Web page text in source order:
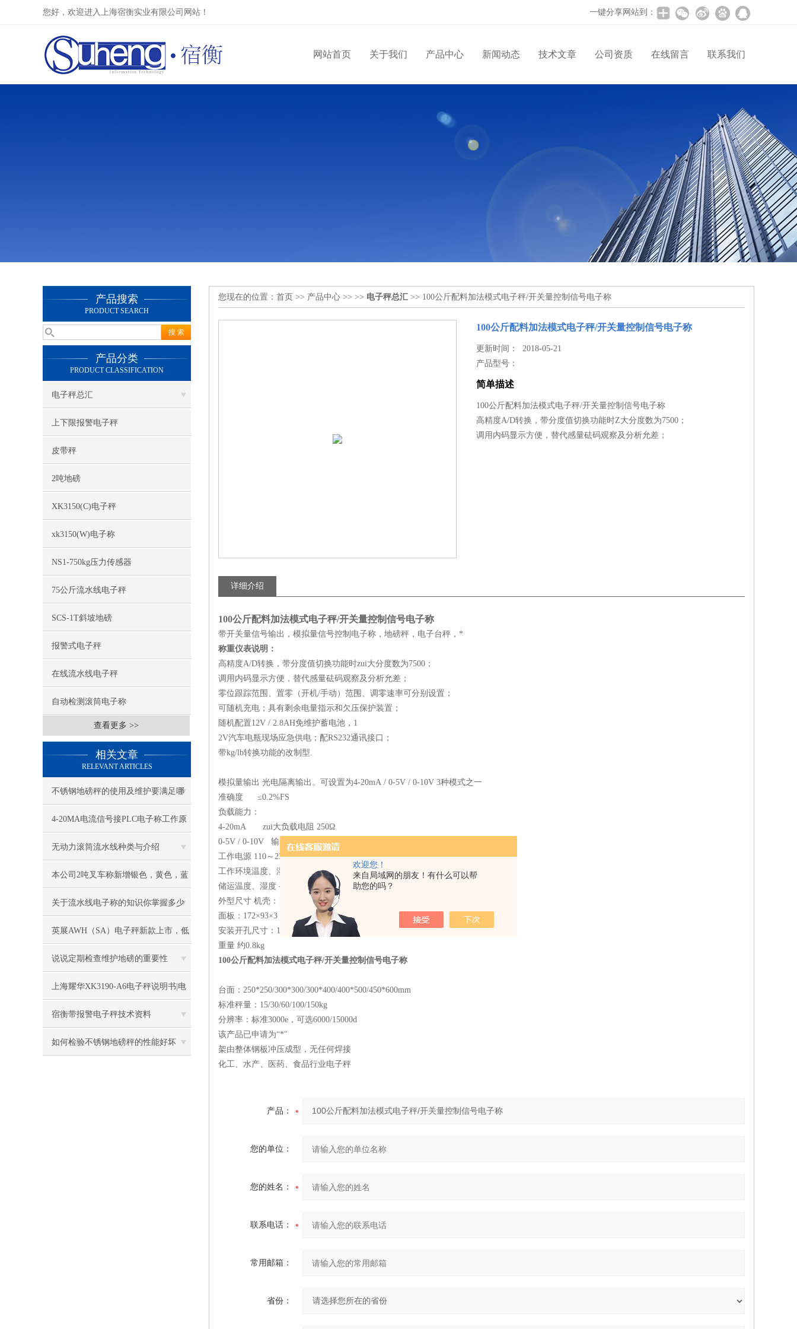
欢迎您！
来自局域网的朋友！有什么可以帮
助您的吗？
您好，欢迎进入上海宿衡实业有限公司网站！ 一键分享网站到：
网站首页 关于我们 产品中心 新闻动态 技术文章 公司资质 在线留言 联系我们
产品搜索
PRODUCT SEARCH
产品分类
PRODUCT CLASSIFICATION
电子秤总汇
上下限报警电子秤
皮带秤
2吨地磅
XK3150(C)电子秤
xk3150(W)电子称
NS1-750kg压力传感器
75公斤流水线电子秤
SCS-1T斜坡地磅
报警式电子秤
在线流水线电子秤
自动检测滚筒电子称
查看更多 >>
相关文章
RELEVANT ARTICLES
不锈钢地磅秤的使用及维护要满足哪
些要求
4-20MA电流信号接PLC电子称工作原
理
无动力滚筒流水线种类与介绍
本公司2吨叉车称新增银色，黄色，蓝
色，黑色可选
关于流水线电子称的知识你掌握多少
英展AWH（SA）电子秤新款上市，低
价冲市场
说说定期检查维护地磅的重要性
上海耀华XK3190-A6电子秤说明书|电
子秤|电子叉车称|磅秤
宿衡带报警电子秤技术资料
如何检验不锈钢地磅秤的性能好坏
您现在的位置： 首页 >> 产品中心 >> >> 电子秤总汇 >> 100公斤配料加法模式电子秤/开关量控制信号电子称
100公斤配料加法模式电子秤/开关量控制信号电子称
更新时间： 2018-05-21
产品型号：
简单描述
100公斤配料加法模式电子秤/开关量控制信号电子称
高精度A/D转换，带分度值切换功能时Z大分度数为7500；
调用内码显示方便，替代感量砝码观察及分析允差；
详细介绍
100公斤配料加法模式电子秤/开关量控制信号电子称
带开关量信号输出，模拟量信号控制电子称，地磅秤，电子台秤，*
称重仪表说明 ：
高精度A/D转换，带分度值切换功能时zui大分度数为7500；
调用内码显示方便，替代感量砝码观察及分析允差；
零位跟踪范围、置零（开机/手动）范围、调零速率可分别设置；
可随机充电；具有剩余电量指示和欠压保护装置；
随机配置12V / 2.8AH免维护蓄电池，1
2V汽车电瓶现场应急供电；配RS232通讯接口；
带kg/lb转换功能的改制型.
模拟量输出 光电隔离输出。可设置为4-20mA / 0-5V / 0-10V 3种模式之一
准确度 ≤0.2%FS
负载能力：
4-20mA zui大负载电阻 250Ω
0-5V / 0-10V 输出阻抗 ≤ 1Ω
工作电源 110～230V AC；50/60 Hz
工作环境温度、湿度 0℃～40℃；≤90％RH
储运温度、湿度 -20～50℃；≤90％RH
外型尺寸 机壳：150×75×105 (mm)（宽×高×深）
面板：172×93×3 (mm) （宽×高×厚）
安装开孔尺寸：152×77 (mm)
重量 约0.8kg
100公斤配料加法模式电子秤/开关量控制信号电子称
台面：250*250/300*300/300*400/400*500/450*600mm
标准秤量：15/30/60/100/150kg
分辨率：标准3000e，可选6000/15000d
该产品已申请为“*"
架由整体钢板冲压成型，无任何焊接
化工、水产、医药、食品行业电子秤
产品：
您的单位：
您的姓名：
联系电话：
常用邮箱：
省份：